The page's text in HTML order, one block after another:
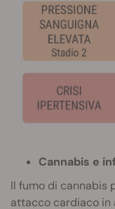
Cannabis e
Il fumo di cannabis
attacco cardiaco in